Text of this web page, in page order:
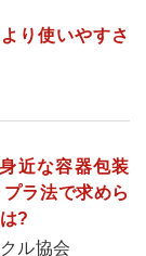
り使いやすさ
近な容器包装
プラ法で求めら
?
ル協会